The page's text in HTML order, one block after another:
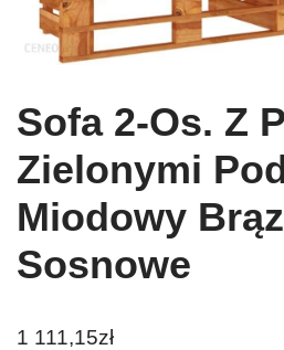
Sofa 2-Os. Z
Zielonymi
Miodowy
Sosnowe
1 111,15zł